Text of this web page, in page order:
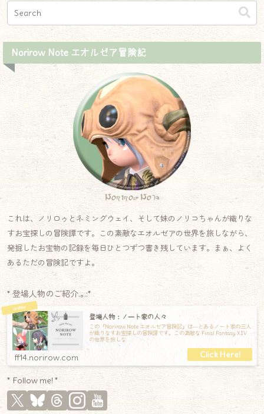
Norirow Note エオルゼア冒険記
Norirow Note
これは、ノリロゥとネミングウェイ、そして妹のノリコちゃんが織りな
すお宝探しの冒険譚です。この素敵なエオルゼアの世界を旅しながら、
発掘したお宝物の記録を毎日ひとつずつ書き残しています。まぁ、よく
あるただの冒険記ですよ。
* 登場人物のご紹介.｡.:*
登場人物：ノート家の人々
この『Norirow Note エオルゼア冒険記』は―とあるノート家の三人
が織りなすお宝探しの冒険譚です。この素敵な Final Fantasy XIV
の世界を旅しな
ff14.norirow.com
* Follow me! *